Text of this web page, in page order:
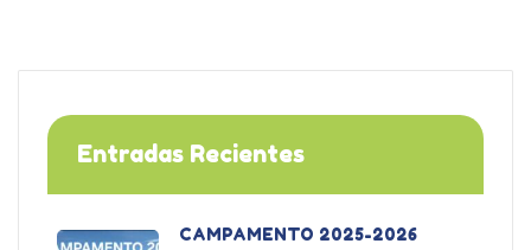
Entradas Recientes
CAMPAMENTO 2025-2026